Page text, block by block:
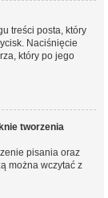
treści posta, który
Naciśnięcie
który po jego
tworzenia
pisania oraz
można wczytać z